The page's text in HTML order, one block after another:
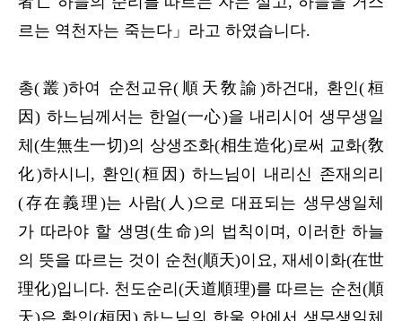
르는 역천자는 죽는다」라고 하였습니다.
총(叢)하여 순천교유(順天敎諭)하건대, 환인(桓
因) 하느님께서는 한얼(一心)을 내리시어 생무생일
체(生無生一切)의 상생조화(相生造化)로써 교화(敎
化)하시니, 환인(桓因) 하느님이 내리신 존재의리
(存在義理)는 사람(人)으로 대표되는 생무생일체
가 따라야 할 생명(生命)의 법칙이며, 이러한 하늘
의 뜻을 따르는 것이 순천(順天)이요, 재세이화(在世
理化)입니다. 천도순리(天道順理)를 따르는 순천(順